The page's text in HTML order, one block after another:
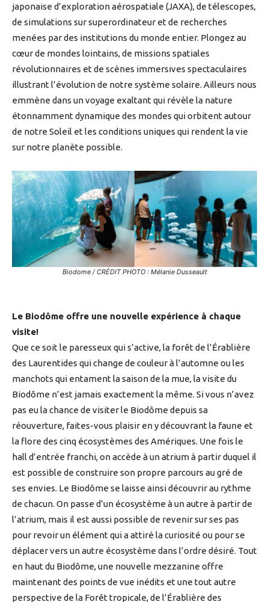
japonaise d’exploration aérospatiale (JAXA), de télescopes,
de simulations sur superordinateur et de recherches
menées par des institutions du monde entier. Plongez au
cœur de mondes lointains, de missions spatiales
révolutionnaires et de scènes immersives spectaculaires
illustrant l’évolution de notre système solaire. Ailleurs nous
emmène dans un voyage exaltant qui révèle la nature
étonnamment dynamique des mondes qui orbitent autour
de notre Soleil et les conditions uniques qui rendent la vie
sur notre planète possible.
Biodome / CRÉDIT PHOTO : Mélanie Dusseault
Le Biodôme offre une nouvelle expérience à chaque
visite!
Que ce soit le paresseux qui s’active, la forêt de l’Érablière
des Laurentides qui change de couleur à l’automne ou les
manchots qui entament la saison de la mue, la visite du
Biodôme n’est jamais exactement la même. Si vous n’avez
pas eu la chance de visiter le Biodôme depuis sa
réouverture, faites-vous plaisir en y découvrant la faune et
la flore des cinq écosystèmes des Amériques. Une fois le
hall d’entrée franchi, on accède à un atrium à partir duquel il
est possible de construire son propre parcours au gré de
ses envies. Le Biodôme se laisse ainsi découvrir au rythme
de chacun. On passe d’un écosystème à un autre à partir de
l’atrium, mais il est aussi possible de revenir sur ses pas
pour revoir un élément qui a attiré la curiosité ou pour se
déplacer vers un autre écosystème dans l’ordre désiré. Tout
en haut du Biodôme, une nouvelle mezzanine offre
maintenant des points de vue inédits et une tout autre
perspective de la Forêt tropicale, de l’Érablière des